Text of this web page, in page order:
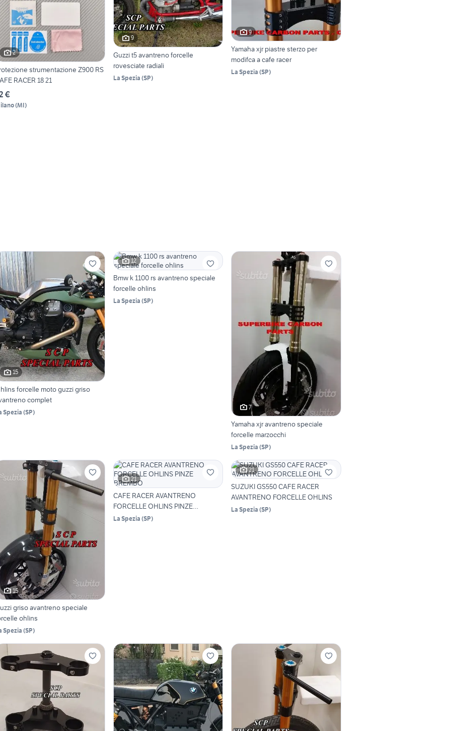
2
strumentazione Z900 RS
RACER 18 21
€
(MI)
9
Guzzi t5 avantreno forcelle
rovesciate radiali
La Spezia (SP)
9
Yamaha xjr piastre sterzo per
modifca a cafe racer
La Spezia (SP)
15
forcelle moto guzzi griso
complet
Spezia (SP)
12
Bmw k 1100 rs avantreno speciale
forcelle ohlins
La Spezia (SP)
7
Yamaha xjr avantreno speciale
forcelle marzocchi
La Spezia (SP)
15
griso avantreno speciale
ohlins
Spezia (SP)
21
CAFE RACER AVANTRENO
FORCELLE OHLINS PINZE
BREMBO
La Spezia (SP)
21
SUZUKI GS550 CAFE RACER
AVANTRENO FORCELLE OHLINS
La Spezia (SP)